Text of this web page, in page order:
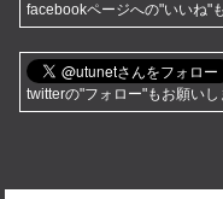
facebookページへの"いいね"
twitterの"フォロー"もお願いし